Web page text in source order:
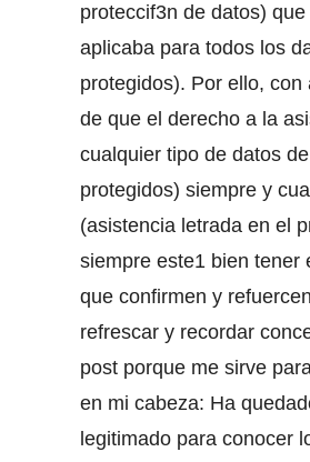
proteccif3n de datos)
aplicaba para todos los
protegidos). Por ello,
de que el derecho a la
cualquier tipo de datos
protegidos) siempre y
(asistencia letrada en el
siempre este1 bien tener
que confirmen y
refrescar y recordar
post porque me sirve
en mi cabeza: Ha
legitimado para conocer